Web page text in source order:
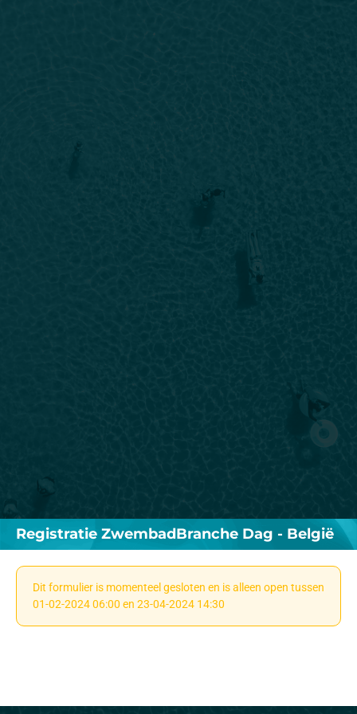
Registratie ZwembadBranche Dag - België
Dit formulier is momenteel gesloten en is alleen open tussen
01-02-2024 06:00 en 23-04-2024 14:30